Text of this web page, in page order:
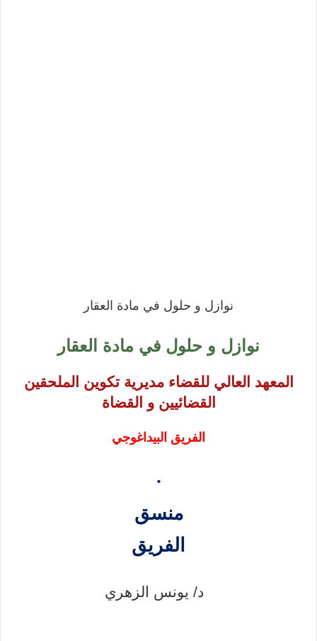
نوازل و حلول في مادة العقار
نوازل و حلول في مادة العقار
المعهد العالي للقضاء مديرية تكوين الملحقين
القضائيين و القضاة
الفريق البيداغوجي
·
منسق
الفريق
د/ يونس الزهري